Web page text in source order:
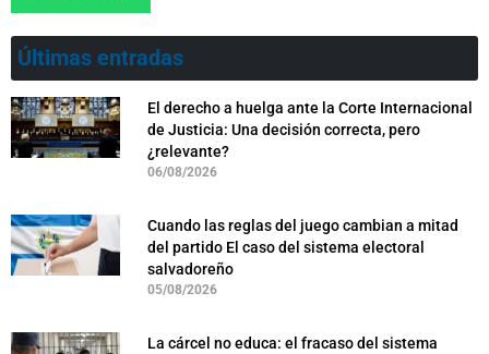
Últimas entradas
El derecho a huelga ante la Corte Internacional
de Justicia: Una decisión correcta, pero
¿relevante?
06/08/2026
Cuando las reglas del juego cambian a mitad
del partido El caso del sistema electoral
salvadoreño
05/08/2026
La cárcel no educa: el fracaso del sistema